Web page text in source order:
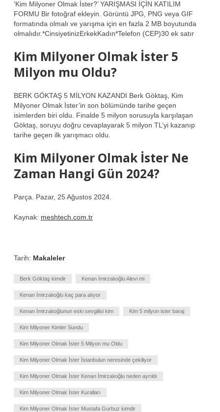
‘Kim Milyoner Olmak İster?’ YARIŞMASI İÇİN KATILIM
FORMU Bir fotoğraf ekleyin. Görüntü JPG, PNG veya GIF
formatında olmalı ve yarışma için en fazla 2 MB boyutunda
olmalıdır.*CinsiyetinizErkekKadın*Telefon (CEP)30 ek satır
Kim Milyoner Olmak İster 5
Milyon mu Oldu?
BERK GÖKTAŞ 5 MİLYON KAZANDI Berk Göktaş, Kim
Milyoner Olmak İster’in son bölümünde tarihe geçen
isimlerden biri oldu. Finalde 5 milyon sorusuyla karşılaşan
Göktaş, soruyu doğru cevaplayarak 5 milyon TL’yi kazanıp
tarihe geçen ilk yarışmacı oldu.
Kim Milyoner Olmak İster Ne
Zaman Hangi Gün 2024?
Parça. Pazar, 25 Ağustos 2024.
Kaynak: meshtech.com.tr
Tarih: Makaleler
Berk Göktaş kimdir Kenan İmirzalıoğlu Alevi mi
Kenan İmirzalıoğlu kaç para alıyor
Kenan İmirzalıoğlunun eski sevgilisi kim Kim 5 milyon ister baraj
Kim Milyoner Kimler Sundu
Kim Milyoner Olmak İster 5 Milyon mu Oldu
Kim Milyoner Olmak İster İstanbulun neresinde çekiliyor
Kim Milyoner Olmak İster Kenan İmirzalıoğlu neden ayrıldı
Kim Milyoner Olmak İster Kuralları
Kim Milyoner Olmak İster Mustafa Gurbuz kimdir